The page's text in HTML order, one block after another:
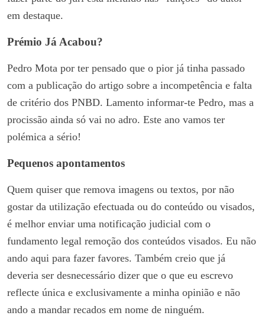
em destaque.
Prémio Já Acabou?
Pedro Mota por ter pensado que o pior já tinha passado
com a publicação do artigo sobre a incompetência e falta
de critério dos PNBD. Lamento informar-te Pedro, mas a
procissão ainda só vai no adro. Este ano vamos ter
polémica a sério!
Pequenos apontamentos
Quem quiser que remova imagens ou textos, por não
gostar da utilização efectuada ou do conteúdo ou visados,
é melhor enviar uma notificação judicial com o
fundamento legal remoção dos conteúdos visados. Eu não
ando aqui para fazer favores. Também creio que já
deveria ser desnecessário dizer que o que eu escrevo
reflecte única e exclusivamente a minha opinião e não
ando a mandar recados em nome de ninguém.